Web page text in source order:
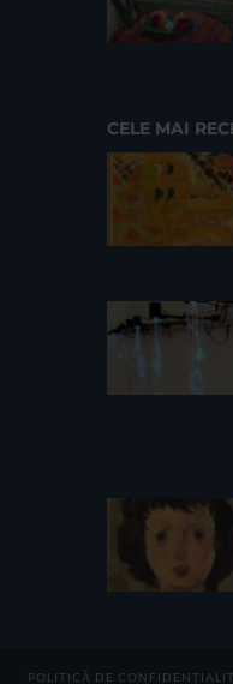
CELE MAI
POLITICĂ DE